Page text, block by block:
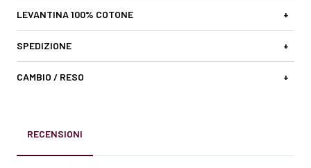
LEVANTINA 100% COTONE +
SPEDIZIONE +
CAMBIO / RESO +
RECENSIONI